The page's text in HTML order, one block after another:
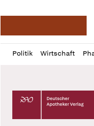
Politik Wirtschaft
Profil
öffnen
Daz
Pur
Deutscher Apotheker